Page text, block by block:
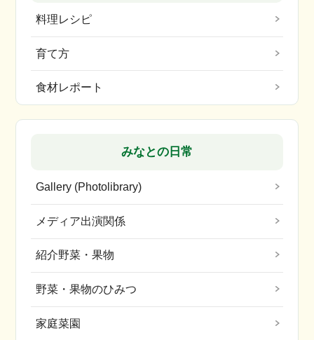
料理レシピ
育て方
食材レポート
みなとの日常
Gallery (Photolibrary)
メディア出演関係
紹介野菜・果物
野菜・果物のひみつ
家庭菜園